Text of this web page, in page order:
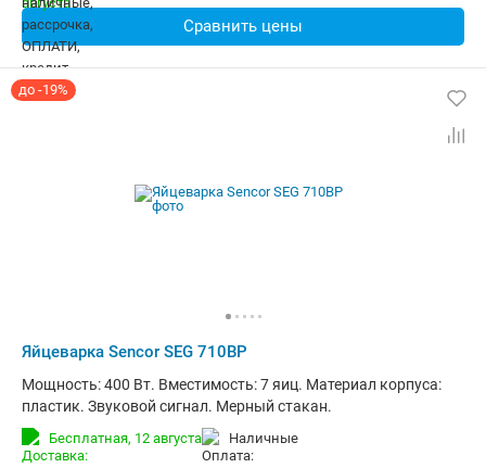
Сравнить цены
до -19%
Яйцеварка Sencor SEG 710BP
Мощность: 400 Вт. Вместимость: 7 яиц. Материал корпуса:
пластик. Звуковой сигнал. Мерный стакан.
Бесплатная, 12 августа наличные